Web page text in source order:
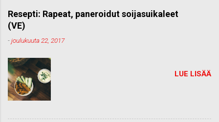
m
e
n
t
Resepti: Rapeat, paneroidut soijasuikaleet
(VE)
-joulukuuta 22, 2017
LUE LISÄÄ